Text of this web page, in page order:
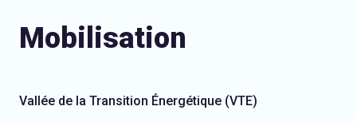
Mobilisation
Vallée de la Transition Énergétique (VTE)